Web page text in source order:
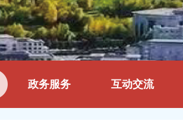
政务服务 互动交流